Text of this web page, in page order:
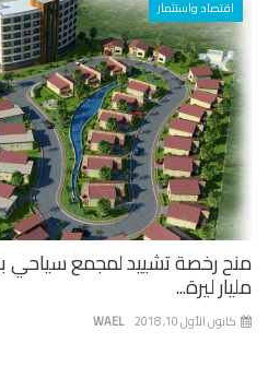
اقتصاد واستثمار
ليرة...
WAEL الأول 10, 2018